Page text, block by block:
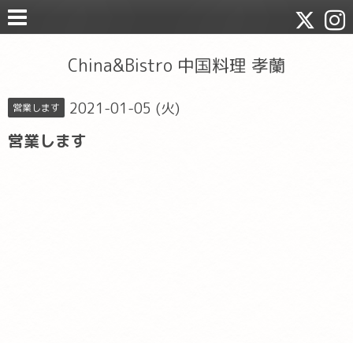
China&Bistro 中国料理 孝蘭
営業します 2021-01-05 (火)
営業します